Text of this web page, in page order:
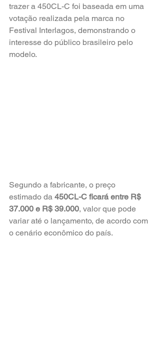
trazer a 450CL-C foi baseada em uma
votação realizada pela marca no
Festival Interlagos, demonstrando o
interesse do público brasileiro pelo
modelo.
Segundo a fabricante, o preço
estimado da 450CL-C ficará entre R$
37.000 e R$ 39.000, valor que pode
variar até o lançamento, de acordo com
o cenário econômico do país.